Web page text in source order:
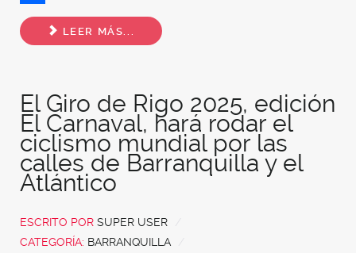
Share
LEER MÁS...
El Giro de Rigo 2025, edición
El Carnaval, hará rodar el
ciclismo mundial por las
calles de Barranquilla y el
Atlántico
ESCRITO POR SUPER USER
CATEGORÍA: BARRANQUILLA